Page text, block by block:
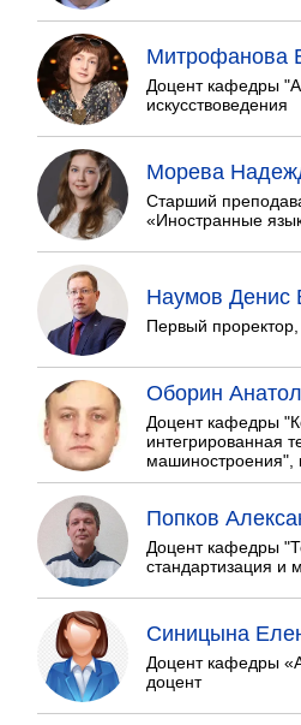
Митрофанова
Доцент кафедры
искусствоведения
Морева
Старший
«Иностранные
Наумов Денис
Первый проректор,
Оборин
Доцент кафедры
интегрированная
машиностроения",
Попков
Доцент кафедры
стандартизация и
Синицына
Доцент кафедры
доцент